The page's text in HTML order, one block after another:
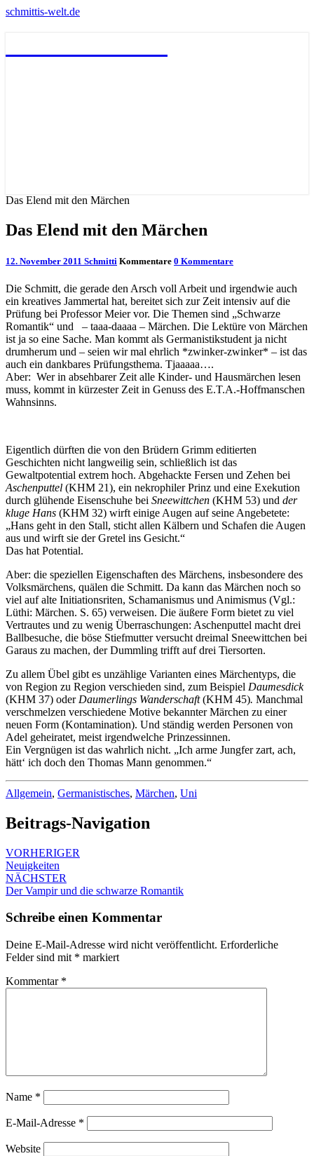
schmittis-welt.de
Das Elend mit den Märchen
Das Elend mit den Märchen
12. November 2011 Schmitti Kommentare 0 Kommentare
Die Schmitt, die gerade den Arsch voll Arbeit und irgendwie auch
ein kreatives Jammertal hat, bereitet sich zur Zeit intensiv auf die
Prüfung bei Professor Meier vor. Die Themen sind „Schwarze
Romantik“ und – taaa-daaaa – Märchen. Die Lektüre von Märchen
ist ja so eine Sache. Man kommt als Germanistikstudent ja nicht
drumherum und – seien wir mal ehrlich *zwinker-zwinker* – ist das
auch ein dankbares Prüfungsthema. Tjaaaaa….
Aber: Wer in absehbarer Zeit alle Kinder- und Hausmärchen lesen
muss, kommt in kürzester Zeit in Genuss des E.T.A.-Hoffmanschen
Wahnsinns.
Eigentlich dürften die von den Brüdern Grimm editierten
Geschichten nicht langweilig sein, schließlich ist das
Gewaltpotential extrem hoch. Abgehackte Fersen und Zehen bei
Aschenputtel (KHM 21), ein nekrophiler Prinz und eine Exekution
durch glühende Eisenschuhe bei Sneewittchen (KHM 53) und der
kluge Hans (KHM 32) wirft einige Augen auf seine Angebetete:
„Hans geht in den Stall, sticht allen Kälbern und Schafen die Augen
aus und wirft sie der Gretel ins Gesicht.“
Das hat Potential.
Aber: die speziellen Eigenschaften des Märchens, insbesondere des
Volksmärchens, quälen die Schmitt. Da kann das Märchen noch so
viel auf alte Initiationsriten, Schamanismus und Animismus (Vgl.:
Lüthi: Märchen. S. 65) verweisen. Die äußere Form bietet zu viel
Vertrautes und zu wenig Überraschungen: Aschenputtel macht drei
Ballbesuche, die böse Stiefmutter versucht dreimal Sneewittchen bei
Garaus zu machen, der Dummling trifft auf drei Tiersorten.
Zu allem Übel gibt es unzählige Varianten eines Märchentyps, die
von Region zu Region verschieden sind, zum Beispiel Daumesdick
(KHM 37) oder Daumerlings Wanderschaft(KHM 45). Manchmal
verschmelzen verschiedene Motive bekannter Märchen zu einer
neuen Form (Kontamination). Und ständig werden Personen von
Adel geheiratet, meist irgendwelche Prinzessinnen.
Ein Vergnügen ist das wahrlich nicht. „Ich arme Jungfer zart, ach,
hätt‘ ich doch den Thomas Mann genommen.“
Allgemein, Germanistisches, Märchen, Uni
Beitrags-Navigation
VORHERIGER
Neuigkeiten
NÄCHSTER
Der Vampir und die schwarze Romantik
Schreibe einen Kommentar
Deine E-Mail-Adresse wird nicht veröffentlicht. Erforderliche
Felder sind mit * markiert
Kommentar *
Name *
E-Mail-Adresse *
Website